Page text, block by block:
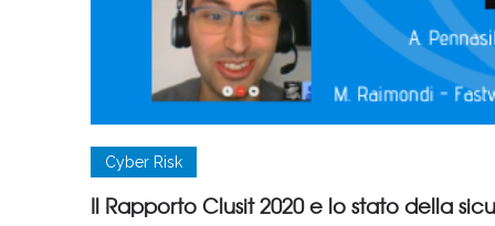
Cyber Risk
Il Rapporto Clusit 2020 e lo stato della